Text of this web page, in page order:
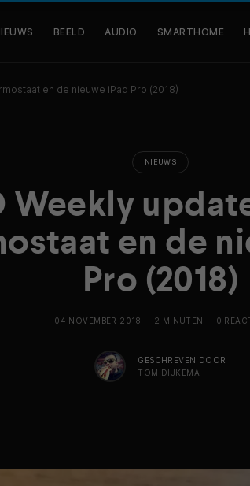
BEELD AUDIO SMARTHOME
en de nieuwe iPad Pro (2018)
NIEUWS
Weekly
en de
Pro (2018)
04 NOVEMBER 2018 2 MINUTEN 0
GESCHREVEN DOOR
TOM DIJKEMA